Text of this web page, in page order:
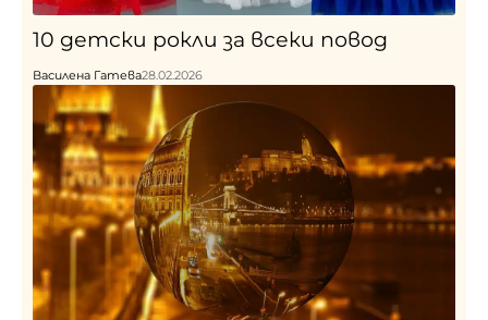
10 детски рокли за всеки повод
Василена Гатева28.02.2026